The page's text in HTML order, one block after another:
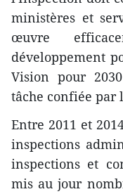
ministères et
œuvre
développement
Vision pour
tâche confiée par
Entre 2011 et
inspections
inspections et
mis au jour